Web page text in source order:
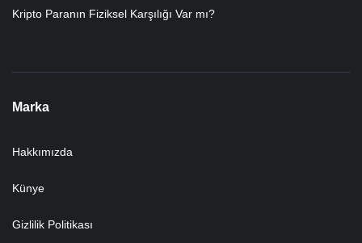
Kripto Paranın Fiziksel Karşılığı Var mı?
Marka
Hakkımızda
Künye
Gizlilik Politikası